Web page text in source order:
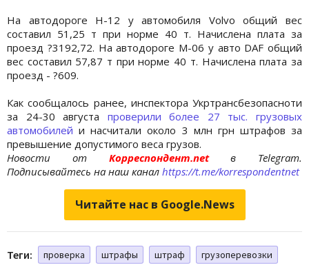
На автодороге Н-12 у автомобиля Volvo общий вес
составил 51,25 т при норме 40 т. Начислена плата за
проезд ?3192,72. На автодороге М-06 у авто DAF общий
вес составил 57,87 т при норме 40 т. Начислена плата за
проезд - ?609.
Как сообщалось ранее, инспектора Укртрансбезопасноти
за 24-30 августа проверили более 27 тыс. грузовых
автомобилей и насчитали около 3 млн грн штрафов за
превышение допустимого веса грузов.
Новости отКорреспондент.netв Telegram.
Подписывайтесь на наш канал https://t.me/korrespondentnet
Читайте нас в Google.News
Теги: проверка штрафы штраф
грузоперевозки